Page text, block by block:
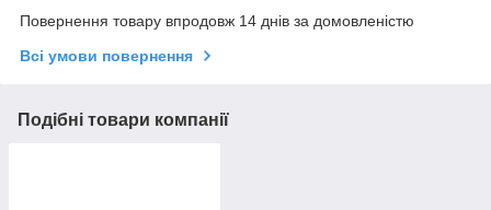
Повернення товару впродовж 14 днів за домовленістю
Всі умови повернення
Подібні товари компанії